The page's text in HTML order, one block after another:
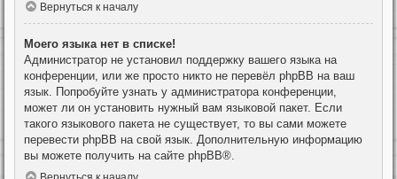
Вернуться к началу
Моего языка нет в списке!
Администратор не установил поддержку вашего языка на
конференции, или же просто никто не перевёл phpBB на ваш
язык. Попробуйте узнать у администратора конференции,
может ли он установить нужный вам языковой пакет. Если
такого языкового пакета не существует, то вы сами можете
перевести phpBB на свой язык. Дополнительную информацию
вы можете получить на сайте phpBB®.